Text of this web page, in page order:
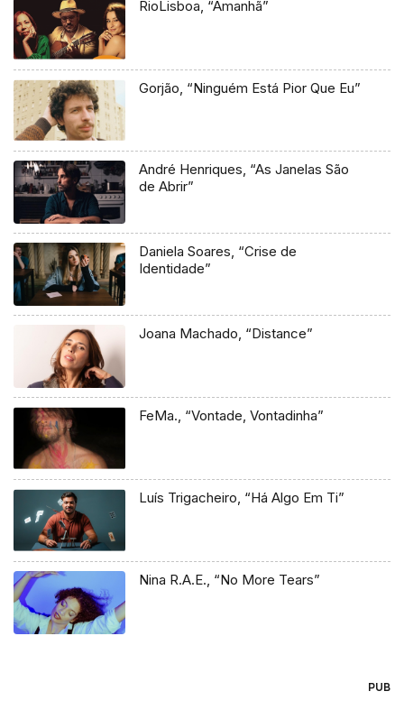
RioLisboa, “Amanhã”
Gorjão, “Ninguém Está Pior Que Eu”
André Henriques, “As Janelas São
de Abrir”
Daniela Soares, “Crise de
Identidade”
Joana Machado, “Distance”
FeMa., “Vontade, Vontadinha”
Luís Trigacheiro, “Há Algo Em Ti”
Nina R.A.E., “No More Tears”
PUB